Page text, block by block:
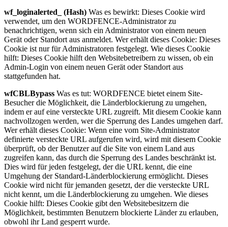
wf_loginalerted_ (Hash) Was es bewirkt: Dieses Cookie wird
verwendet, um den WORDFENCE-Administrator zu
benachrichtigen, wenn sich ein Administrator von einem neuen
Gerät oder Standort aus anmeldet. Wer erhält dieses Cookie: Dieses
Cookie ist nur für Administratoren festgelegt. Wie dieses Cookie
hilft: Dieses Cookie hilft den Websitebetreibern zu wissen, ob ein
Admin-Login von einem neuen Gerät oder Standort aus
stattgefunden hat.
wfCBLBypass Was es tut: WORDFENCE bietet einem Site-
Besucher die Möglichkeit, die Länderblockierung zu umgehen,
indem er auf eine versteckte URL zugreift. Mit diesem Cookie kann
nachvollzogen werden, wer die Sperrung des Landes umgehen darf.
Wer erhält dieses Cookie: Wenn eine vom Site-Administrator
definierte versteckte URL aufgerufen wird, wird mit diesem Cookie
überprüft, ob der Benutzer auf die Site von einem Land aus
zugreifen kann, das durch die Sperrung des Landes beschränkt ist.
Dies wird für jeden festgelegt, der die URL kennt, die eine
Umgehung der Standard-Länderblockierung ermöglicht. Dieses
Cookie wird nicht für jemanden gesetzt, der die versteckte URL
nicht kennt, um die Länderblockierung zu umgehen. Wie dieses
Cookie hilft: Dieses Cookie gibt den Websitebesitzern die
Möglichkeit, bestimmten Benutzern blockierte Länder zu erlauben,
obwohl ihr Land gesperrt wurde.